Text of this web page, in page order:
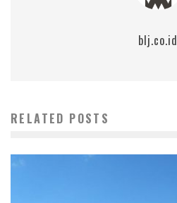
blj.co.id
RELATED POSTS